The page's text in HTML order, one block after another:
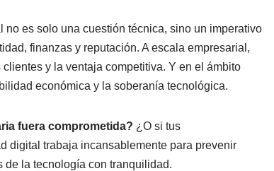
es solo una cuestión técnica, sino un imperativo
finanzas y reputación. A escala empresarial,
y la ventaja competitiva. Y en el ámbito
económica y la soberanía tecnológica.
fuera comprometida? ¿O si tus
digital trabaja incansablemente para prevenir
de la tecnología con tranquilidad.